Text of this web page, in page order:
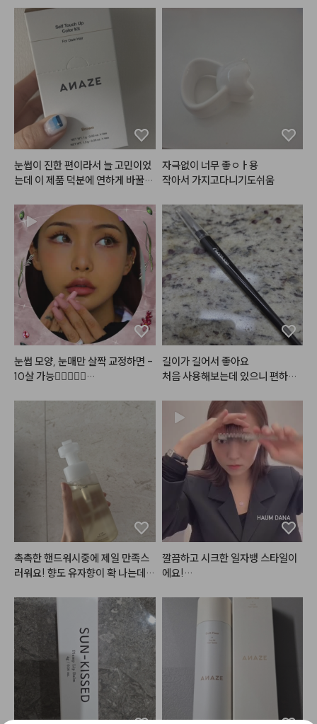
#데일리메이크업
리얼
#makeuptutorial
감쪽같이 얇게 가려주고 근데 화떡
느낌 안나서 최애 인생 쿠션ㅠ
라가고 제가 생각했던 핑크코랄 색
그리고 가루가 엄청 곱더라구요 !
제품 사진에서처럼 사진 그대로 색
상이 올라와서 제 마음에 쏙 들었답
니다 .. 다른 색상도 구매 각 ..
#헤메코체험단
이션 쿠션 2호 란제리
블러셔 : 포렌코즈 퓨어 블러셔 05
립 :릴리바이레드 무드 라이어 벨벳
틴트 11호 설레는 풋사랑인척(베이
스) & 올마이띵스 아임 유어 립티
트 토스티로즈
눈썹이 진한 편이라서 늘 고민이었
는데 이 제품 덕분에 연하게 바꿀
이용할 예정입니다
자극없이 너무 좋ㅇㅏ용
작아서 가지고다니기도쉬움
눈썹 모양, 눈매만 살짝 교정하면 -
10살 가능👩🏻‍❤️‍👩🏻
#2
#25호
길이가 길어서 좋아요
처음 사용해보는데 있으니 편하네
촉촉한 핸드워시중에 제일 만족스
러워요! 향도 유자향이 확 나는데
거품이 도톰하게 나는데 요게 손등
을 확 감싸줘서 좋은 성분이 쓱쓱
흡수되는 것 같은 기분이 들어요!
씻고나면 건조한 느낌없이 아주 아
주 만족스러운 제품입니다!!!! 글고
화장실에 두기에도 예뻐요 ㅎㅎ
건조함없이 향좋은 (인위적인향X)
핸드워시 찾으시는 분들께 강추합
니다!!!
깔끔하고 시크한 일자뱅 스타일이
에요!
스타일링에 따라서 다른 분위기를
여러가지로 연출 가능한 스타일입
#단디 하시고 예뻐지세요☁️
#haum